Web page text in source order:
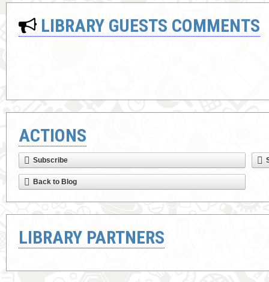
LIBRARY GUESTS COMMENTS
ACTIONS
Subscribe
Back to Blog
LIBRARY PARTNERS